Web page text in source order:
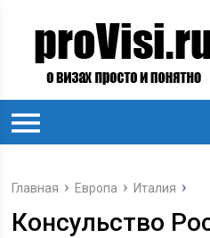
Главная Европа Италия
Консульство